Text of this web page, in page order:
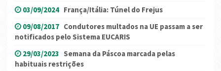
03/09/2024 França/Itália: Túnel do Frejus
09/08/2017 Condutores multados na UE passam a ser
notificados pelo Sistema EUCARIS
29/03/2023 Semana da Páscoa marcada pelas
habituais restrições